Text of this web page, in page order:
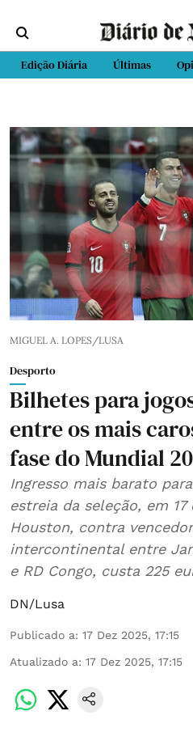
Edição Diária Últimas
MIGUEL A. LOPES/LUSA
Desporto
Bilhetes para
entre os mais
fase do Mundial
Ingresso mais barato
estreia da seleção, em
Houston, contra
intercontinental entre
e RD Congo, custa 225
DN/Lusa
Publicado a: 17 Dez 2025, 17:15
Atualizado a: 17 Dez 2025, 17:15